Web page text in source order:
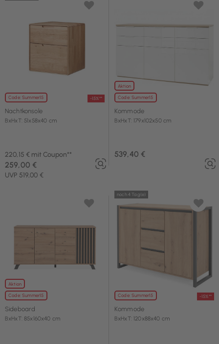
Code: Summer15 -15%**
Nachtkonsole
BxHxT: 51x58x40 cm
220,15 € mit Coupon**
UVP 519,00 €
259,00 €
Aktion
Code: Summer15
Kommode
BxHxT: 179x102x50 cm
539,40 €
Aktion
Code: Summer15
Sideboard
BxHxT: 85x160x40 cm
Code: Summer15 -15%**
noch 4 Tag(e)
Kommode
BxHxT: 120x88x40 cm